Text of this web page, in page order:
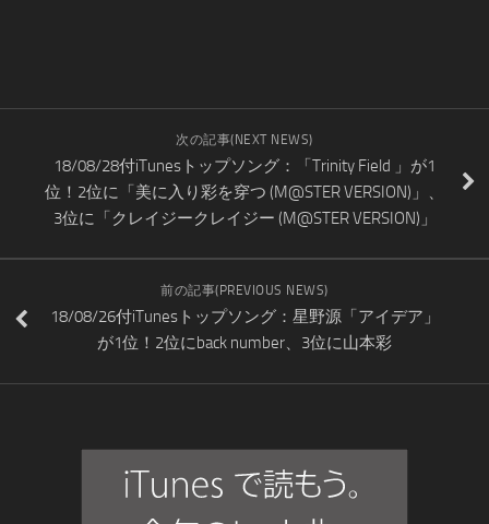
次の記事(NEXT NEWS)
18/08/28付iTunesトップソング：「Trinity Field 」が1
位！2位に「美に入り彩を穿つ (M@STER VERSION)」、
3位に「クレイジークレイジー (M@STER VERSION)」
前の記事(PREVIOUS NEWS)
18/08/26付iTunesトップソング：星野源「アイデア」
が1位！2位にback number、3位に山本彩